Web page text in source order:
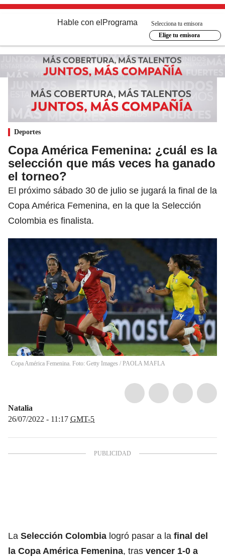
Hable con el Programa
Selecciona tu emisora
Elige tu emisora
Deportes
Copa América Femenina: ¿cuál es la
selección que más veces ha ganado
el torneo?
El próximo sábado 30 de julio se jugará la final de la
Copa América Femenina, en la que la Selección
Colombia es finalista.
Copa América Femenina. Foto: Getty Images / PAOLA MAFLA
Natalia
26/07/2022 - 11:17 GMT-5
La Selección Colombia logró pasar a la final del
la Copa América Femenina, tras vencer 1-0 a